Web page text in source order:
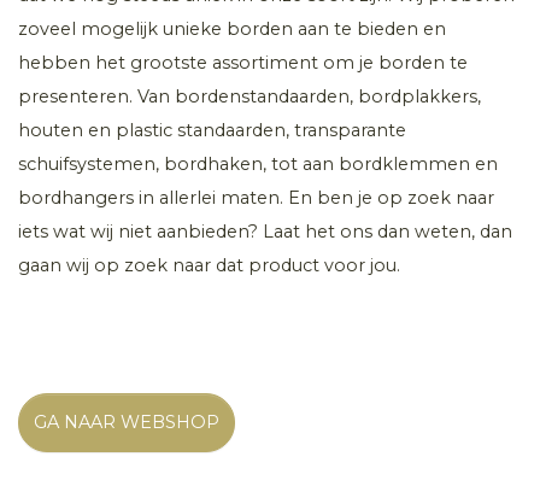
zoveel mogelijk unieke borden aan te bieden en
hebben het grootste assortiment om je borden te
presenteren. Van bordenstandaarden, bordplakkers,
houten en plastic standaarden, transparante
schuifsystemen, bordhaken, tot aan bordklemmen en
bordhangers in allerlei maten. En ben je op zoek naar
iets wat wij niet aanbieden? Laat het ons dan weten, dan
gaan wij op zoek naar dat product voor jou.
GA NAAR WEBSHOP